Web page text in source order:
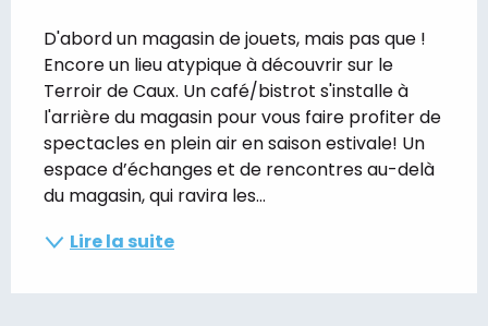
D'abord un magasin de jouets, mais pas que !
Encore un lieu atypique à découvrir sur le
Terroir de Caux. Un café/bistrot s'installe à
l'arrière du magasin pour vous faire profiter de
spectacles en plein air en saison estivale! Un
espace d’échanges et de rencontres au-delà
du magasin, qui ravira les...
Lire la suite